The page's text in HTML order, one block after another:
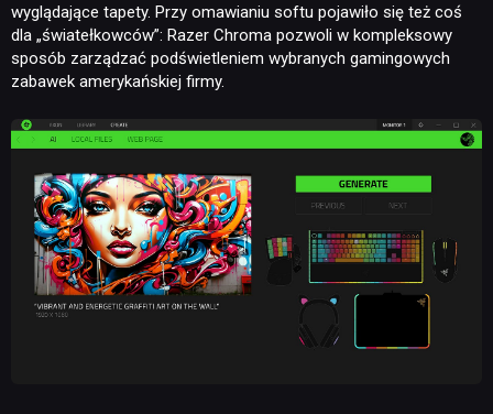
wyglądające tapety. Przy omawianiu softu pojawiło się też coś
dla „światełkowców”: Razer Chroma pozwoli w kompleksowy
sposób zarządzać podświetleniem wybranych gamingowych
zabawek amerykańskiej firmy.